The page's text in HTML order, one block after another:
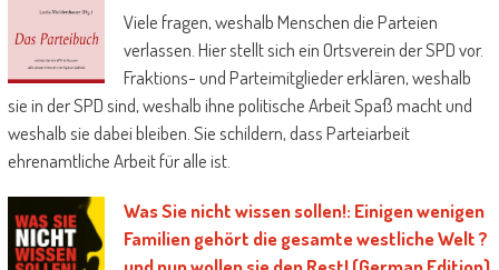
Viele fragen, weshalb Menschen die Parteien
verlassen. Hier stellt sich ein Ortsverein der SPD vor.
Fraktions- und Parteimitglieder erklären, weshalb
sie in der SPD sind, weshalb ihne politische Arbeit Spaß macht und
weshalb sie dabei bleiben. Sie schildern, dass Parteiarbeit
ehrenamtliche Arbeit für alle ist.
Was Sie nicht wissen sollen!: Einigen wenigen
Familien gehört die gesamte westliche Welt ?